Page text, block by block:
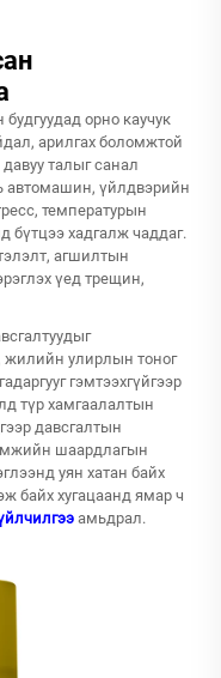
орно каучук
арилгах боломжтой
талыг санал
автомашин, үйлдвэрийн
температурын
бүтцээ хадгалж чаддаг.
агшилтын
үед трещин,
жилийн улирлын тоног
гэмтээхгүйгээр
түр хамгаалалтын
давсгалтын
шаардлагын
уян хатан байх
байх хугацаанд ямар ч
амьдрал.